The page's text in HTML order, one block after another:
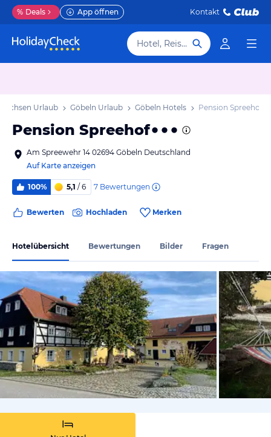
% Deals App öffnen Kontakt
Hotel, Reiseziel
Sachsen Urlaub Göbeln Urlaub Göbeln Hotels Pension Spreehof
Pension Spreehof
Am Spreewehr 14 02694 Göbeln Deutschland
Auf Karte anzeigen
100% 5,1 / 6 7 Bewertungen
Bewerten Hochladen Merken
Hotelübersicht Bewertungen Bilder Fragen
von